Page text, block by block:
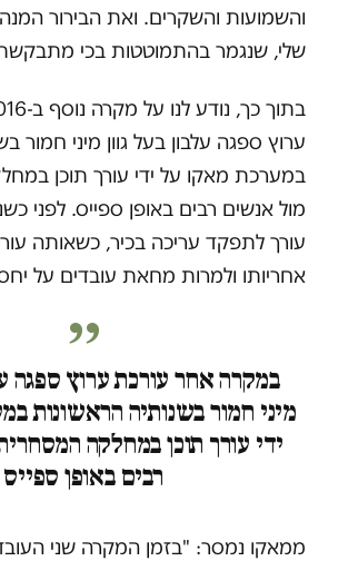
והשמועות והשקרים. ואת הבירור
שלי, שנגמר בהתמוטטות בכי
ערוץ ספגה עלבון בעל גוון מיני חמור
במערכת מאקו על ידי עורך תוכן
מול אנשים רבים באופן ספייס. לפני
עורך לתפקד עריכה בכיר, כשאותה
אחריותו ולמרות מחאת עובדים על
במקרה אחר עורכת ערוץ ספגה
מיני חמור בשנותיה הראשונות
ידי עורך תוכן במחלקה
רבים באופן ספייס
ממאקו נמסר: "בזמן המקרה שני